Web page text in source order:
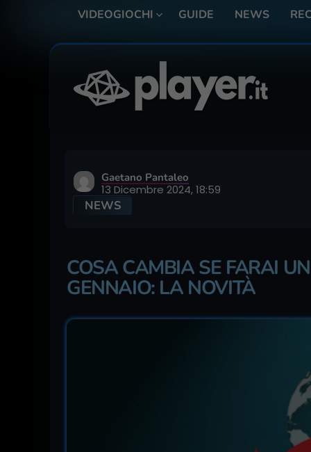
VIDEOGIOCHI GUIDE NEWS
Gaetano Pantaleo
13 Dicembre 2024, 18:59
NEWS
COSA CAMBIA SE FARAI
GENNAIO: LA NOVITÀ